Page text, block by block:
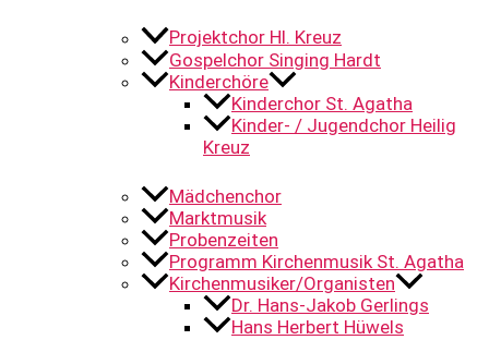
Projektchor Hl. Kreuz
Gospelchor Singing Hardt
Kinderchöre
Kinderchor St. Agatha
Kinder- / Jugendchor Heilig
Kreuz
Mädchenchor
Marktmusik
Probenzeiten
Programm Kirchenmusik St. Agatha
Kirchenmusiker/Organisten
Dr. Hans-Jakob Gerlings
Hans Herbert Hüwels